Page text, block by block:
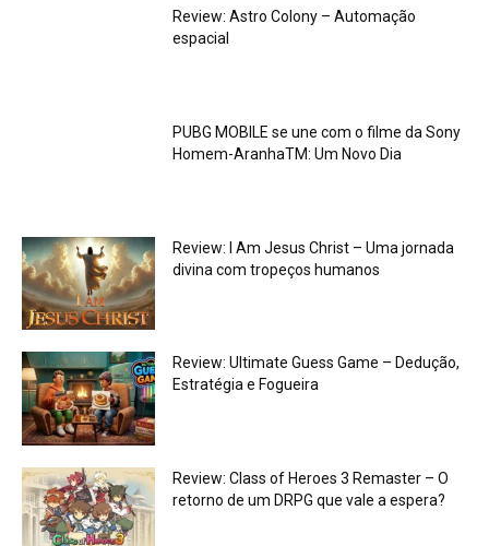
Review: Astro Colony – Automação
espacial
PUBG MOBILE se une com o filme da Sony
Homem-AranhaTM: Um Novo Dia
Review: I Am Jesus Christ – Uma jornada
divina com tropeços humanos
Review: Ultimate Guess Game – Dedução,
Estratégia e Fogueira
Review: Class of Heroes 3 Remaster – O
retorno de um DRPG que vale a espera?